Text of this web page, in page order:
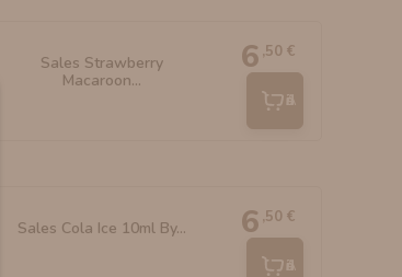
Sales Strawberry
Macaroon...
6 ,50 €
Añadir
Sales Cola Ice 10ml By... 6 ,50 €
Añadir